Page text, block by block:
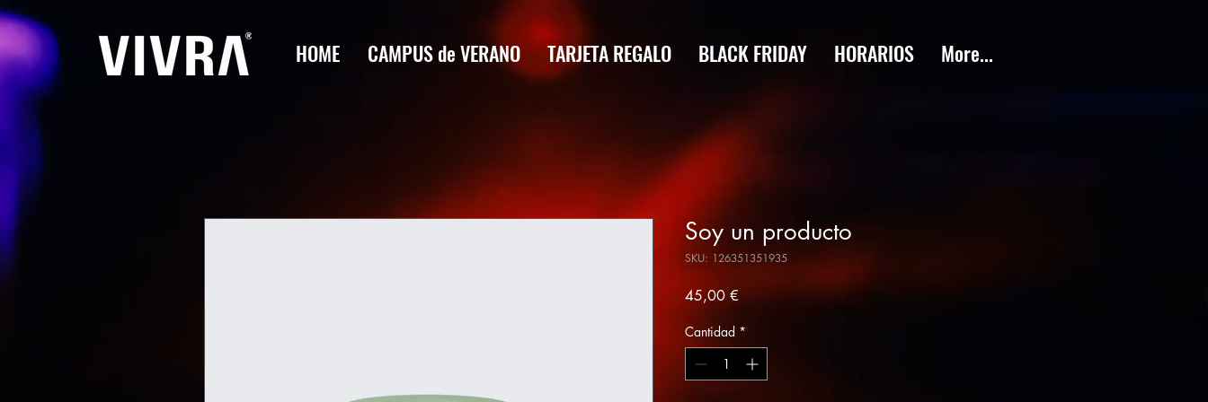
HOME CAMPUS de VERANO TARJETA REGALO BLACK FRIDAY HORARIOS More...
Soy un producto
SKU: 126351351935
45,00 €
Cantidad *